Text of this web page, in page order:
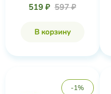
519 ₽ 597 ₽
В корзину
-1%